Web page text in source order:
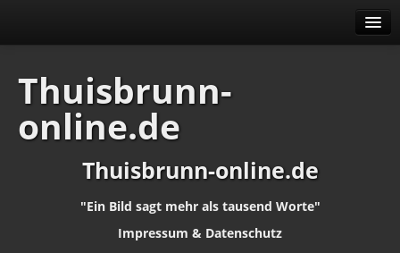
Identifikation
Thuisbrunn-
online.de
Thuisbrunn-online.de
"Ein Bild sagt mehr als tausend Worte"
Impressum & Datenschutz